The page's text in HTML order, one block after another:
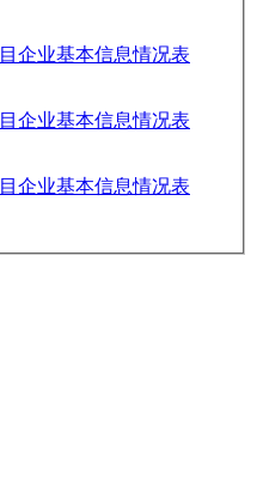
企业基本信息情况表
企业基本信息情况表
企业基本信息情况表